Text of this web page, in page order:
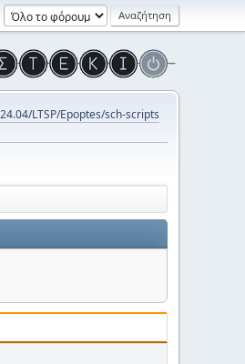
LTSP/Epoptes/sch-scripts